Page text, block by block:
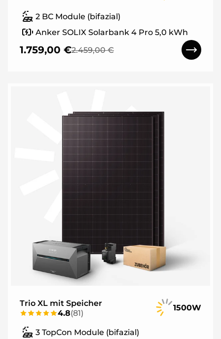
2 BC Module (bifazial)
Anker SOLIX Solarbank 4 Pro 5,0 kWh
1.759,00 €2.459,00 €
Trio XL mit Speicher
4.8(81)
1500W
3 TopCon Module (bifazial)